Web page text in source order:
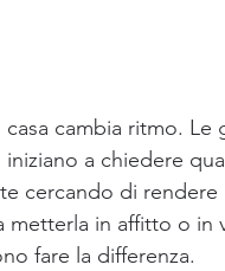
casa cambia ritmo.
a chiedere
cercando di
metterla in affitto o in
fare la differenza.